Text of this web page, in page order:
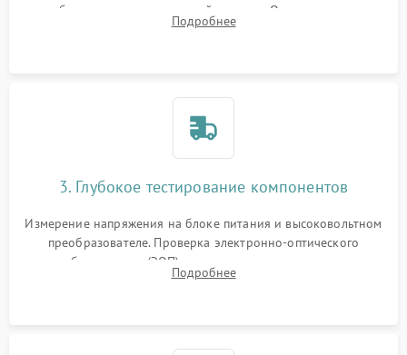
преобразователя и оптической системы. Осмотр контактов
на окисление и проверка целостности уплотнительных
Подробнее
3. Глубокое тестирование компонентов
Измерение напряжения на блоке питания и высоковольтном
преобразователе. Проверка электронно-оптического
преобразователя (ЭОП) на стенде на предмет эмиссии,
шумов и засветок. Диагностика микросхем цифровых
Подробнее